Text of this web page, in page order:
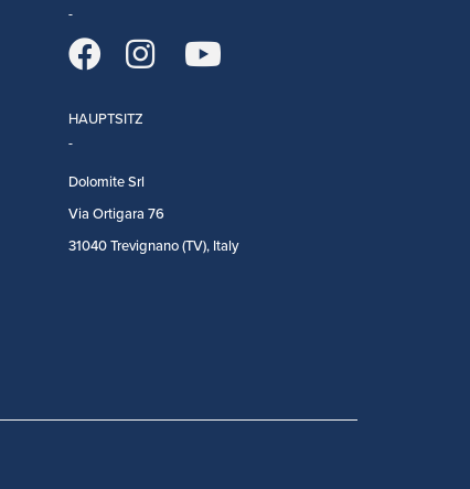
HAUPTSITZ
Dolomite Srl
Via Ortigara 76
31040 Trevignano (TV), Italy